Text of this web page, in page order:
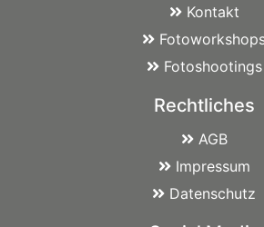
Kontakt
Fotoshootings
Rechtliches
AGB
Impressum
Datenschutz